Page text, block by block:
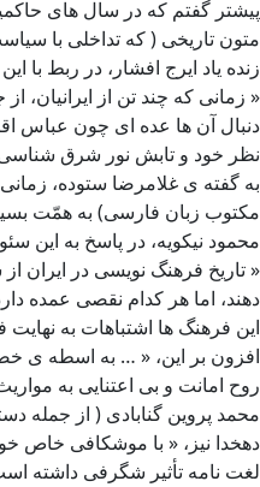
پیشتر گفتم که در سال های
متون تاریخی ( که تداخلی با
زنده یاد ایرج افشار، در ربط با
« زمانی که چند تن از
دنبال آن ها عده ای چون عباس
نظر خود و تابش نور شرق
به گفته ی غلامرضا ستوده،
مکتوب زبان فارسی) به همّت
محمود نیکویه، در پاسخ به این
« تاریخ فرهنگ نویسی در ایران
دهند، اما هر کدام نقصی عمده
این فرهنگ ها اشتباهات به
افزون بر این، « … به اسطه ی
روح امانت و بی اعتنایی به
محمد پروین گنابادی ( از جمله
دهخدا نیز، « با موشکافی خاص
لغت نامه تأثیر شگرفی داشته